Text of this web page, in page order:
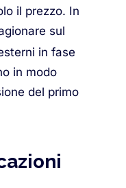
il prezzo. In
sul
in fase
in modo
del primo